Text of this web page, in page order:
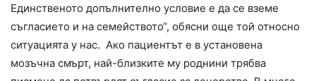
Единственото допълнително условие е да се вземе
съгласието и на семейството“, обясни още той относно
ситуацията у нас. Ако пациентът е в установена
мозъчна смърт, най-близките му роднини трябва